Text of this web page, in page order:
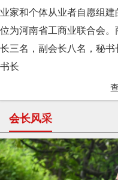
业家和个体从业者自愿组
位为河南省工商业联合会
长三名，副会长八名，秘
书长
会长风采